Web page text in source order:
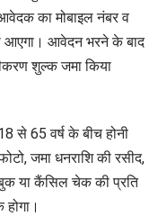
का मोबाइल नंबर व
आएगा। आवेदन भरने के बाद
शुल्क जमा किया
65 वर्ष के बीच होनी
जमा धनराशि की रसीद,
या कैंसिल चेक की प्रति